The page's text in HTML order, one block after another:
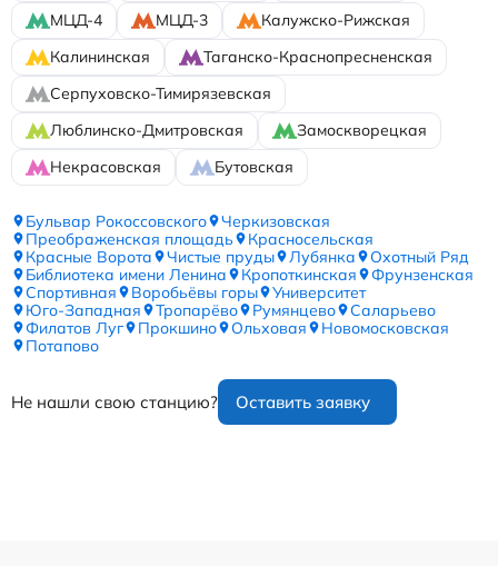
МЦД-4
МЦД-3
Калужско-Рижская
Калининская
Таганско-Краснопресненская
Серпуховско-Тимирязевская
Люблинско-Дмитровская
Замоскворецкая
Некрасовская
Бутовская
Бульвар Рокоссовского
Черкизовская
Преображенская площадь
Красносельская
Красные Ворота
Чистые пруды Лубянка
Охотный Ряд
Библиотека имени Ленина
Кропоткинская
Фрунзенская
Спортивная
Воробьёвы горы
Университет
Юго-Западная
Тропарёво Румянцево
Саларьево
Филатов Луг
Прокшино Ольховая
Новомосковская
Потапово
Не нашли свою станцию? Оставить заявку